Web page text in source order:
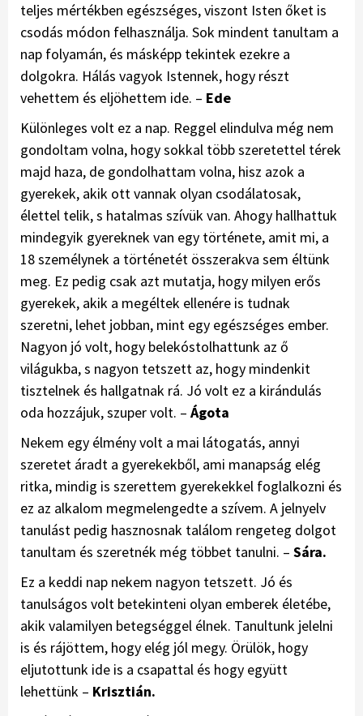
teljes mértékben egészséges, viszont Isten őket is
csodás módon felhasználja. Sok mindent tanultam a
nap folyamán, és másképp tekintek ezekre a
dolgokra. Hálás vagyok Istennek, hogy részt
vehettem és eljöhettem ide. – Ede
Különleges volt ez a nap. Reggel elindulva még nem
gondoltam volna, hogy sokkal több szeretettel térek
majd haza, de gondolhattam volna, hisz azok a
gyerekek, akik ott vannak olyan csodálatosak,
élettel telik, s hatalmas szívük van. Ahogy hallhattuk
mindegyik gyereknek van egy története, amit mi, a
18 személynek a történetét összerakva sem éltünk
meg. Ez pedig csak azt mutatja, hogy milyen erős
gyerekek, akik a megéltek ellenére is tudnak
szeretni, lehet jobban, mint egy egészséges ember.
Nagyon jó volt, hogy belekóstolhattunk az ő
világukba, s nagyon tetszett az, hogy mindenkit
tisztelnek és hallgatnak rá. Jó volt ez a kirándulás
oda hozzájuk, szuper volt. – Ágota
Nekem egy élmény volt a mai látogatás, annyi
szeretet áradt a gyerekekből, ami manapság elég
ritka, mindig is szerettem gyerekekkel foglalkozni és
ez az alkalom megmelengedte a szívem. A jelnyelv
tanulást pedig hasznosnak találom rengeteg dolgot
tanultam és szeretnék még többet tanulni. – Sára.
Ez a keddi nap nekem nagyon tetszett. Jó és
tanulságos volt betekinteni olyan emberek életébe,
akik valamilyen betegséggel élnek. Tanultunk jelelni
is és rájöttem, hogy elég jól megy. Örülök, hogy
eljutottunk ide is a csapattal és hogy együtt
lehettünk – Krisztián.